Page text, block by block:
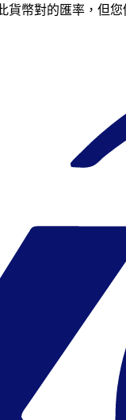
幣對的匯率，但